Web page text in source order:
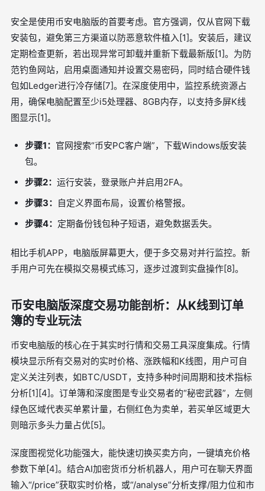
安全是使用币安电脑版的首要考虑。官方强调，仅从官网下载
安装包，避免第三方渠道以防恶意软件植入[1]。安装后，建议
定期检查更新，若出现异常可卸载并重新下载最新版[1]。为防
范钓鱼网站，启用桌面通知并设置交易密码，同时结合硬件钱
包如Ledger进行冷存储[7]。在深度使用中，监控系统资源占
用，确保电脑配置至少i5处理器、8GB内存，以支持多屏K线
图显示[1]。
步骤1： 官网搜索“币安PC客户端”，下载Windows版安装
包。
步骤2： 运行安装，登录账户并启用2FA。
步骤3： 自定义界面布局，设置价格警报。
步骤4： 定期备份钱包种子短语，避免数据丢失。
相比手机APP，电脑版屏幕更大，便于多交易对并行监控。新
手用户可先在模拟交易模式练习，逐步过渡到实盘操作[8]。
币安电脑版深度交易功能剖析：从K线到订单
簿的专业玩法
币安电脑版的核心在于其实时行情和交易工具深度集成。行情
模块显示所有交易对的实时价格、涨跌幅和K线图，用户可自
定义关注列表，如BTC/USDT，支持多种时间周期和技术指标
分析[1][4]。订单簿和深度图是专业交易者的“秘密武器”，左侧
绿色区域代表买单累计量，右侧红色为卖单，若买单区域更大
则暗示多头力量占优[5]。
深度图视觉化功能强大，能快速切换买卖方向，一键填充价格
参数下单[4]。结合AI加密货币分析机器人，用户可在聊天界面
输入“/price”获取实时价格，或“/analyse”分析支撑/阻力位和市